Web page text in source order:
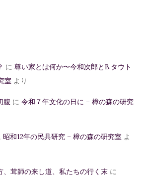
に 尊い家とは何か〜今和次郎とB.タウト
室 より
腹 に 令和７年文化の日に – 樟の森の研究
昭和12年の民具研究 – 樟の森の研究室 よ
、茸師の来し道、私たちの行く末 に